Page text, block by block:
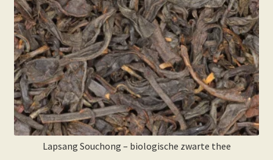
de
productpagina
Lapsang Souchong – biologische zwarte thee